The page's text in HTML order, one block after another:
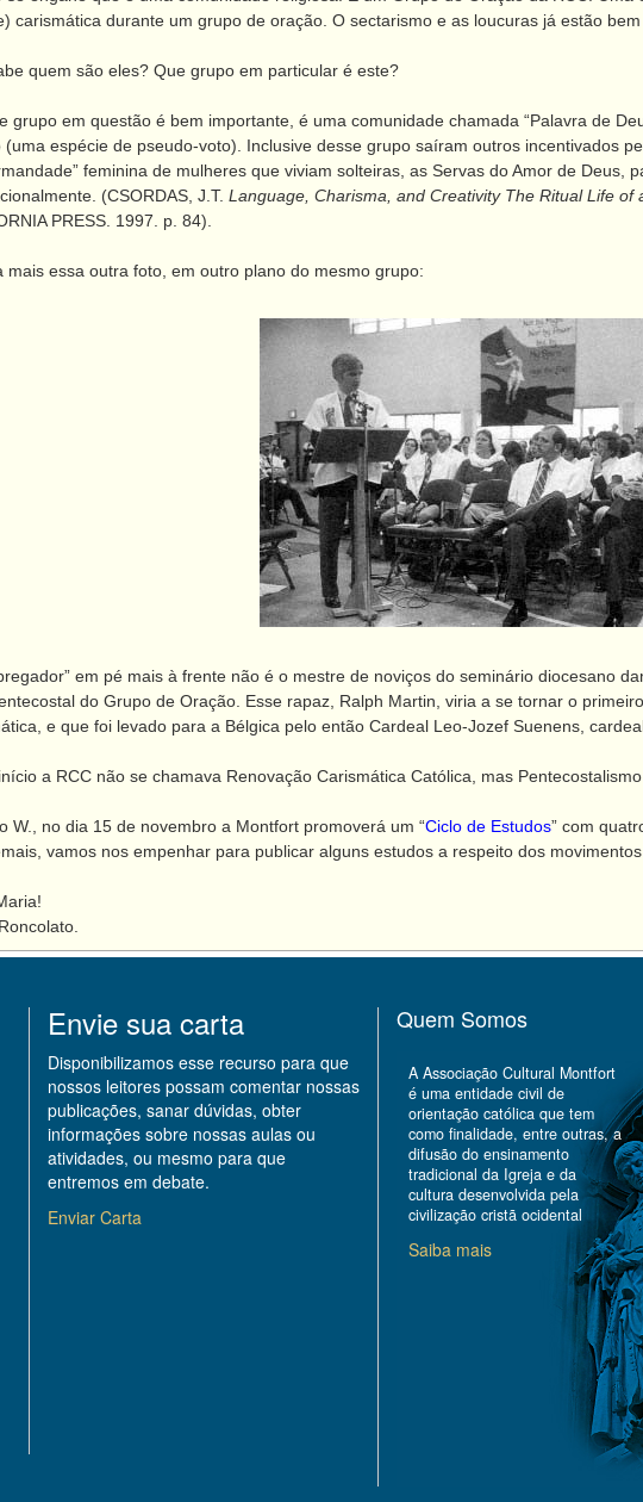
carismática durante um grupo de oração. O sectarismo e as loucuras já estão
quem são eles? Que grupo em particular é este?
em questão é bem importante, é uma comunidade chamada “Palavra de
(uma espécie de pseudo-voto). Inclusive desse grupo saíram outros incentivados
feminina de mulheres que viviam solteiras, as Servas do Amor de Deus,
(CSORDAS, J.T. Language, Charisma, and Creativity The Ritual Life of
PRESS. 1997. p. 84).
essa outra foto, em outro plano do mesmo grupo:
em pé mais à frente não é o mestre de noviços do seminário diocesano
do Grupo de Oração. Esse rapaz, Ralph Martin, viria a se tornar o
e que foi levado para a Bélgica pelo então Cardeal Leo-Jozef Suenens,
a RCC não se chamava Renovação Carismática Católica, mas Pentecostalismo
no dia 15 de novembro a Montfort promoverá um “Ciclo de Estudos” com
vamos nos empenhar para publicar alguns estudos a respeito dos movimentos
Envie sua carta
Disponibilizamos esse recurso para que
nossos leitores possam comentar nossas
publicações, sanar dúvidas, obter
informações sobre nossas aulas ou
atividades, ou mesmo para que
entremos em debate.
Enviar Carta
Quem Somos
A Associação Cultural Montfort
é uma entidade civil de
orientação católica que tem
como finalidade, entre outras, a
difusão do ensinamento
tradicional da Igreja e da
cultura desenvolvida pela
civilização cristã ocidental
Saiba mais